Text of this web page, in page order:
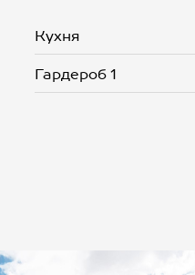
Кухня
Гардероб 1